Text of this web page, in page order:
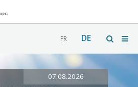
FR DE
07.08.2026